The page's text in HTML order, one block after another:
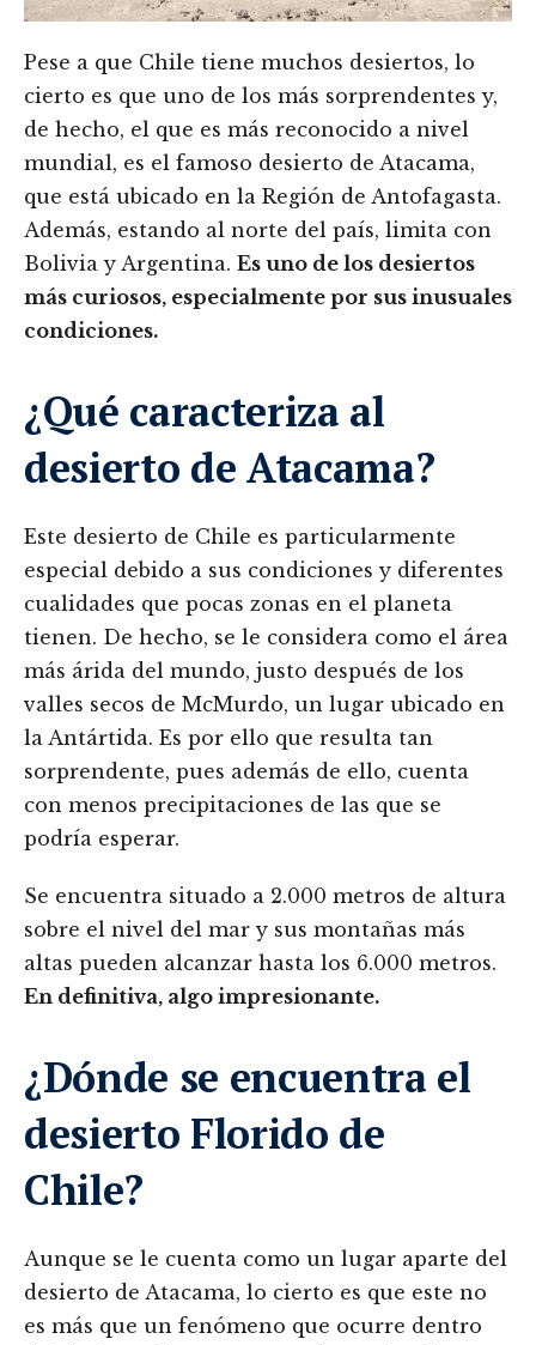
Pese a que Chile tiene muchos desiertos, lo
cierto es que uno de los más sorprendentes y,
de hecho, el que es más reconocido a nivel
mundial, es el famoso desierto de Atacama,
que está ubicado en la Región de Antofagasta.
Además, estando al norte del país, limita con
Bolivia y Argentina. Es uno de los desiertos
más curiosos, especialmente por sus inusuales
condiciones.
¿Qué caracteriza al
desierto de Atacama?
Este desierto de Chile es particularmente
especial debido a sus condiciones y diferentes
cualidades que pocas zonas en el planeta
tienen. De hecho, se le considera como el área
más árida del mundo, justo después de los
valles secos de McMurdo, un lugar ubicado en
la Antártida. Es por ello que resulta tan
sorprendente, pues además de ello, cuenta
con menos precipitaciones de las que se
podría esperar.
Se encuentra situado a 2.000 metros de altura
sobre el nivel del mar y sus montañas más
altas pueden alcanzar hasta los 6.000 metros.
En definitiva, algo impresionante.
¿Dónde se encuentra el
desierto Florido de
Chile?
Aunque se le cuenta como un lugar aparte del
desierto de Atacama, lo cierto es que este no
es más que un fenómeno que ocurre dentro